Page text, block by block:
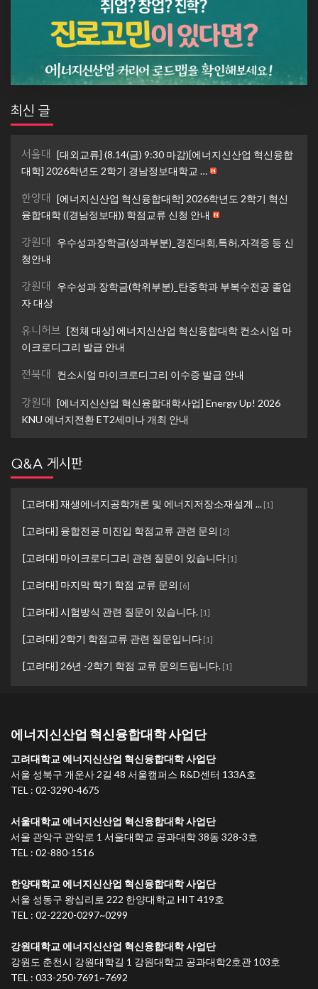
최신 글
서울대 [대외교류] (8.14(금) 9:30 마감)[에너지신산업 혁신융합
대학] 2026학년도 2학기 경남정보대학교 …
한양대 [에너지신산업 혁신융합대학] 2026학년도 2학기 혁신
융합대학 ((경남정보대)) 학점교류 신청 안내
강원대
우수성과장학금(성과부분)_경진대회,특허,자격증 등 신
청안내
강원대
우수성과 장학금(학위부분)_탄중학과 부복수전공 졸업
자 대상
유니허브 [전체 대상] 에너지신산업 혁신융합대학 컨소시엄 마
이크로디그리 발급 안내
전북대 컨소시엄 마이크로디그리 이수증 발급 안내
강원대 [에너지신산업 혁신융합대학사업] Energy Up! 2026
KNU 에너지전환 ET2세미나 개최 안내
Q&A 게시판
[고려대] 재생에너지공학개론 및 에너지저장소재설계 ... [1]
[고려대] 융합전공 미진입 학점교류 관련 문의 [2]
[고려대] 마이크로디그리 관련 질문이 있습니다 [1]
[고려대] 마지막 학기 학점 교류 문의 [6]
[고려대] 시험방식 관련 질문이 있습니다. [1]
[고려대] 2학기 학점교류 관련 질문입니다 [1]
[고려대] 26년 -2학기 학점 교류 문의드립니다. [1]
에너지신산업 혁신융합대학 사업단
고려대학교 에너지신산업 혁신융합대학 사업단
서울 성북구 개운사 2길 48 서울캠퍼스 R&D센터 133A호
TEL : 02-3290-4675
서울대학교 에너지신산업 혁신융합대학 사업단
서울 관악구 관악로 1 서울대학교 공과대학 38동 328-3호
TEL : 02-880-1516
한양대학교 에너지신산업 혁신융합대학 사업단
서울 성동구 왕십리로 222 한양대학교 HIT 419호
TEL : 02-2220-0297~0299
강원대학교 에너지신산업 혁신융합대학 사업단
강원도 춘천시 강원대학길 1 강원대학교 공과대학2호관 103호
TEL : 033-250-7691~7692